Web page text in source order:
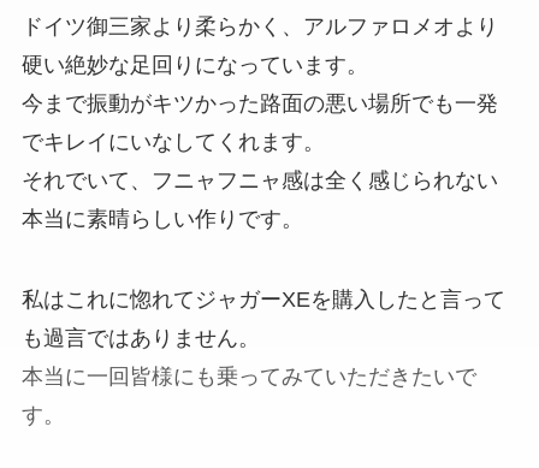
ドイツ御三家より柔らかく、アルファロメオより
硬い絶妙な足回りになっています。
今まで振動がキツかった路面の悪い場所でも一発
でキレイにいなしてくれます。
それでいて、フニャフニャ感は全く感じられない
本当に素晴らしい作りです。
私はこれに惚れてジャガーXEを購入したと言って
も過言ではありません。
本当に一回皆様にも乗ってみていただきたいで
す。